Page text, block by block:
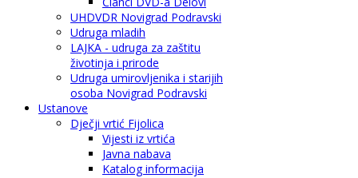
UHDVDR Novigrad Podravski
Udruga mladih
LAJKA - udruga za zaštitu
životinja i prirode
Udruga umirovljenika i starijih
osoba Novigrad Podravski
Ustanove
Dječji vrtić Fijolica
Vijesti iz vrtića
Javna nabava
Katalog informacija